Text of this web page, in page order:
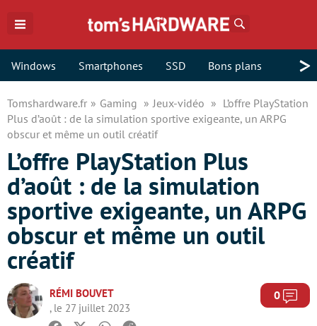
Windows Smartphones SSD Bons plans >
Tomshardware.fr Gaming Jeux-vidéo
L’offre PlayStation
Plus d’août : de la simulation sportive exigeante, un ARPG
obscur et même un outil créatif
L’offre PlayStation Plus
d’août : de la simulation
sportive exigeante, un ARPG
obscur et même un outil
créatif
RÉMI BOUVET
, le 27 juillet 2023
0